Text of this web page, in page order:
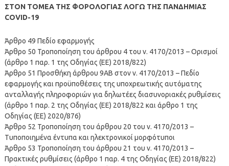
ΣΤΟΝ ΤΟΜΕΑ ΤΗΣ ΦΟΡΟΛΟΓΙΑΣ ΛΟΓΩ ΤΗΣ ΠΑΝΔΗΜΙΑΣ
COVID-19
Άρθρο 49 Πεδίο εφαρμογής
Άρθρο 50 Τροποποίηση του άρθρου 4 του ν. 4170/2013 – Ορισμοί
(άρθρο 1 παρ. 1 της Οδηγίας (ΕΕ) 2018/822)
Άρθρο 51 Προσθήκη άρθρου 9ΑΒ στον ν. 4170/2013 – Πεδίο
εφαρμογής και προϋποθέσεις της υποχρεωτικής αυτόματης
ανταλλαγής πληροφοριών για δηλωτέες διασυνοριακές ρυθμίσεις
(άρθρο 1 παρ. 2 της Οδηγίας (ΕΕ) 2018/822 και άρθρο 1 της
Οδηγίας (ΕΕ) 2020/876)
Άρθρο 52 Τροποποίηση του άρθρου 20 του ν. 4170/2013 –
Τυποποιημένα έντυπα και ηλεκτρονικοί μορφότυποι
Άρθρο 53 Τροποποίηση του άρθρου 21 του ν. 4170/2013 –
Πρακτικές ρυθμίσεις (άρθρο 1 παρ. 4 της Οδηγίας (ΕΕ) 2018/822)